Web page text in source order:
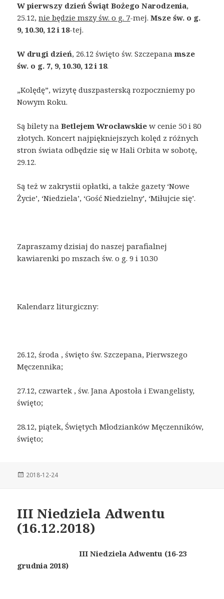
W pierwszy dzień Świąt Bożego Narodzenia,
25.12,nie będzie mszy św. o g. 7-mej.Msze św. o g.
9, 10.30, 12 i 18-tej.
W drugi dzień, 26.12 święto św. Szczepanamsze
św. o g. 7, 9, 10.30, 12 i 18.
„Kolędę”, wizytę duszpasterską rozpoczniemy po
Nowym Roku.
Są bilety naBetlejem Wrocławskiew cenie 50 i 80
złotych. Koncert najpiękniejszych kolęd z różnych
stron świata odbędzie się w Hali Orbita w sobotę,
29.12.
Są też w zakrystii opłatki, a także gazety ‘Nowe
Życie’, ‘Niedziela’, ‘Gość Niedzielny’, ‘Miłujcie się’.
Zapraszamy dzisiaj do naszej parafialnej
kawiarenki po mszach św. o g. 9 i 10.30
Kalendarz liturgiczny:
26.12, środa , święto św. Szczepana, Pierwszego
Męczennika;
27.12, czwartek , św. Jana Apostoła i Ewangelisty,
święto;
28.12, piątek, Świętych Młodzianków Męczenników,
święto;
Posted
2018-12-24
III Niedziela Adwentu
(16.12.2018)
III Niedziela Adwentu (16-23
grudnia 2018)